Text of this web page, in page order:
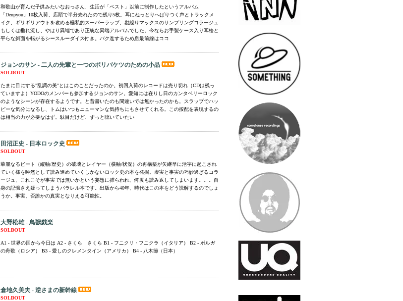
和歌山が育んだ子供みたいなおっさん、生活が「ベスト」以前に制作したというアルバム
「Denpyou」10枚入荷、店頭で半分売れたので残り5枚。耳にねっとりへばりつく声とトラックメ
イク、ギリギリアウトを攻める極私的スーパーラップ、勘繰りマックスのサンプリングコラージュ
もしくは垂れ流し、やはり異端であり正統な異端アルバムでした。今ならお手製ケース入り耳栓と
平らな斜面を転がるシースルーダイス付き。バク進するため息最前線はココ
ジョンのサン - 二人の先輩と一つのポリバケツのための小品
SOLDOUT
たまに目にする"乱調の美"とはこのことだったのか。初回入荷のレコードは売り切れ（CDは残っ
ていますよ）YODOのメンバーも参加するジョンのサン。愛知には在りし日のカンタベリーロック
のようなシーンが存在するようです。と昔書いたのも間違いでは無かったのかも。スラップでハッ
ピーな気分になるし、トムはいつもニューマンな気持ちにもさせてくれる。この按配を表現するの
は相当の力が必要なはず。駄目だけど、ずっと聴いていたい
田沼正史 - 日本ロック史
SOLDOUT
華麗なるビート（縦軸/歴史）の破壊とレイヤー（横軸/状況）の再構築が矢継早に活字に起こされ
ていく様を唖然として読み進めていくしかないロック史の本を発掘。虚実と事実の巧妙過ぎるコラ
ージュ、これこそが事実では無いかという妄想に捕らわれ、何度も読み返してしまいます。。。自
身の記憶さえ疑ってしまうパラレル本です。出版から40年、時代はこの本をどう読解するのでしょ
うか。事実、否誰かの真実となりえる可能性。
大野松雄 - 鳥獣戯楽
SOLDOUT
A1 - 世界の国から今日は A2 - さくら さくら B1 - フニクリ・フニクラ（イタリア） B2 - ボルガ
の舟歌（ロシア） B3 - 愛しのクレメンタイン（アメリカ） B4 - 八木節（日本）
倉地久美夫 - 逆さまの新幹線
SOLDOUT